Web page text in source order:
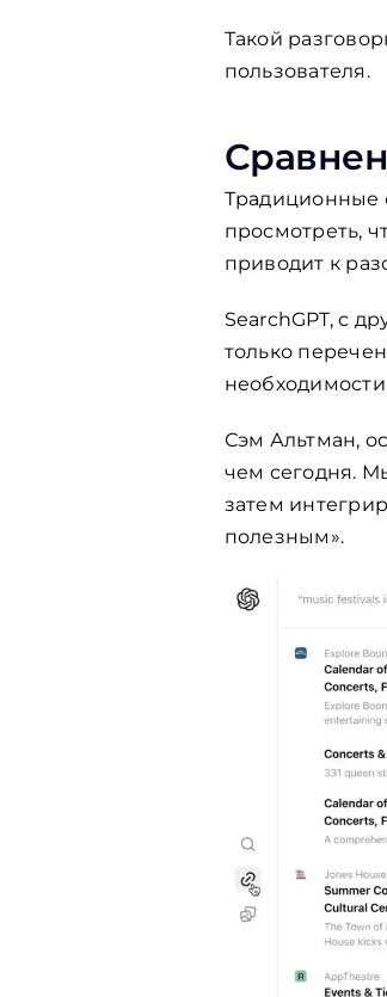
Такой
пользователя.
Традиционные
просмотреть,
приводит к
SearchGPT, с
только
Сэм Альтман,
чем сегодня.
затем
полезным».